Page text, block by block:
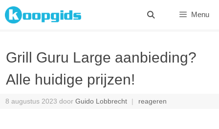
Spring
naar
Menu
Grill Guru Large aanbieding?
Alle huidige prijzen!
8 augustus 2023 door Guido Lobbrecht reageren